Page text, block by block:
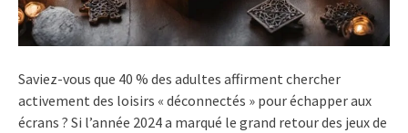
Saviez-vous que 40 % des adultes affirment chercher
activement des loisirs « déconnectés » pour échapper aux
écrans ? Si l’année 2024 a marqué le grand retour des jeux de